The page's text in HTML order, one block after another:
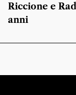
Riccione e
anni